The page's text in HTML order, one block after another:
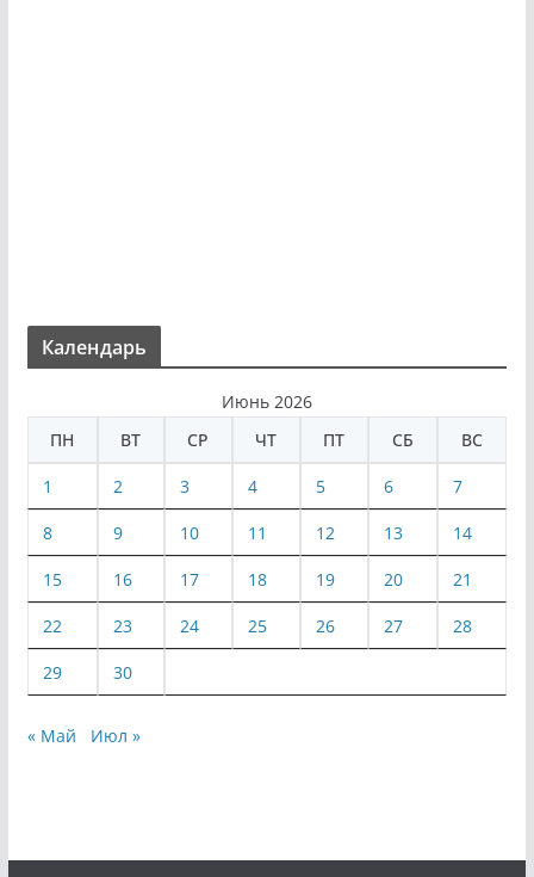
Календарь
Июнь 2026
ПН
ВТ СР ЧТ ПТ СБ ВС
1 2 3 4 5 6 7
8 9 10 11 12 13 14
15 16 17 18 19 20 21
22 23 24 25 26 27 28
29 30
« Май Июл »